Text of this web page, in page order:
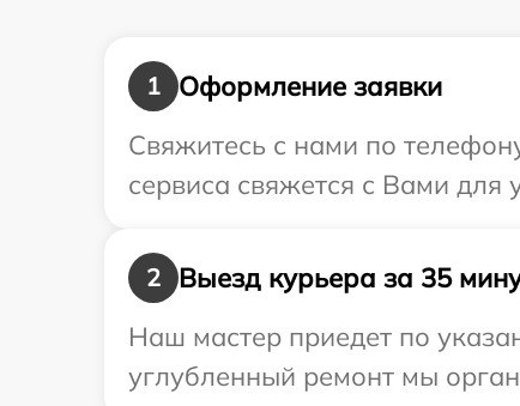
1
Оформление заявки
Свяжитесь с нами по
сервиса свяжется с Вами для
2
Выезд курьера за 35
Наш мастер приедет по
углубленный ремонт мы